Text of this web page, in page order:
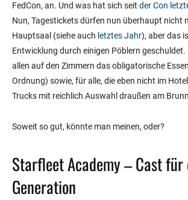
FedCon, an. Und was hat sich seit der Con
Nun, Tagestickets dürfen nun überhaupt nicht
Hauptsaal (siehe auch letztes Jahr), aber das
Entwicklung durch einigen Pöblern geschuldet.
allen auf den Zimmern das obligatorische
Ordnung) sowie, für alle, die eben nicht im
Trucks mit reichlich Auswahl draußen am
Soweit so gut, könnte man meinen, oder?
Starfleet Academy – Cast für
Generation